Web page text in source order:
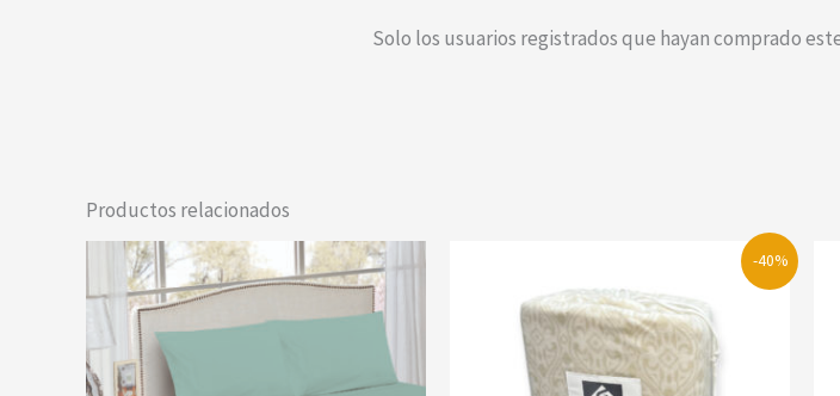
Solo los usuarios registrados que hayan comprado
Productos relacionados
-40%